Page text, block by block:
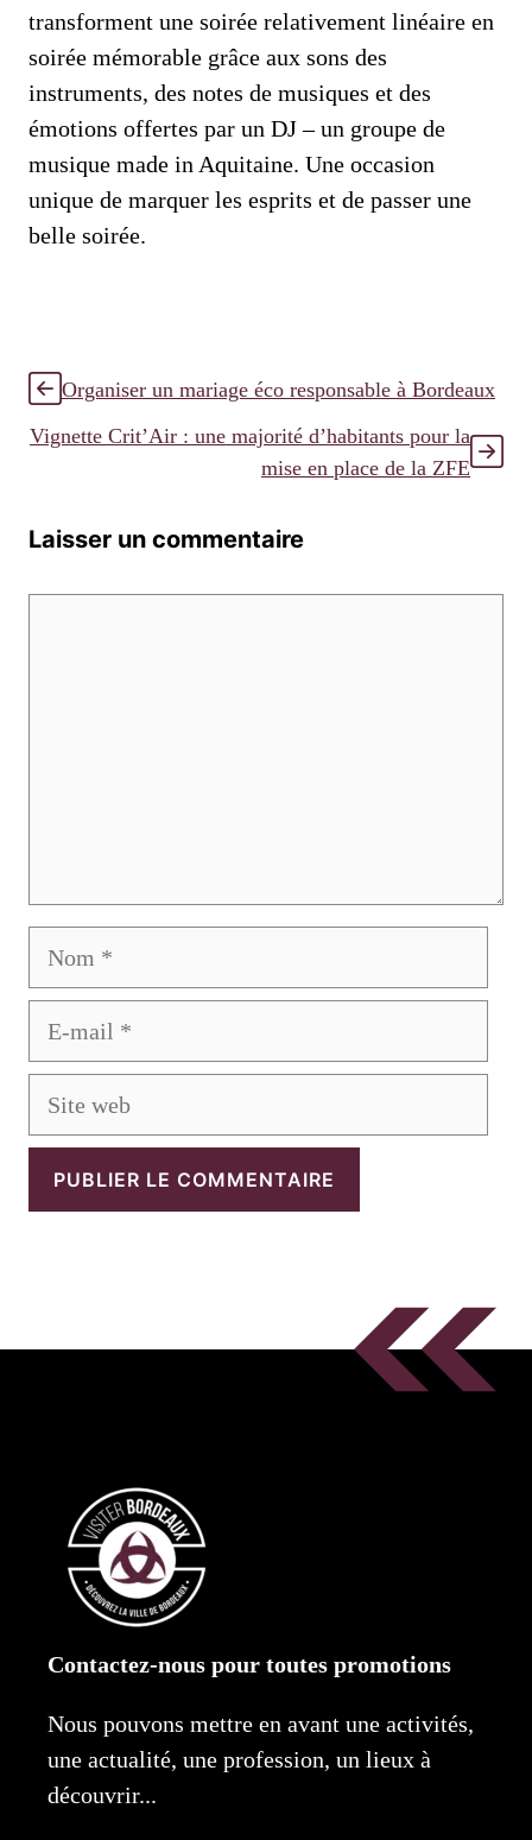
transforment une soirée relativement linéaire en
soirée mémorable grâce aux sons des
instruments, des notes de musiques et des
émotions offertes par un DJ – un groupe de
musique made in Aquitaine. Une occasion
unique de marquer les esprits et de passer une
belle soirée.
Organiser un mariage éco responsable à Bordeaux
Vignette Crit’Air : une majorité d’habitants pour la
mise en place de la ZFE
Laisser un commentaire
Contactez-nous pour toutes promotions
Nous pouvons mettre en avant une activités,
une actualité, une profession, un lieux à
découvrir...